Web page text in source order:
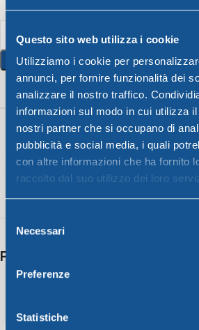
Questo sito web utilizza i cookie
Utilizziamo i cookie per
annunci, per fornire funzionalità dei
analizzare il nostro traffico.
informazioni sul modo in cui utilizza
nostri partner che si occupano di
pubblicità e social media, i quali
con altre informazioni che ha fornito
raccolto dal suo utilizzo dei loro
del
consenso
Necessari
Preferenze
Statistiche
Aggiungi Al
Peso
262 g
Color
Giallo
Lime,
Rosso
Blu ,
Turchese
3 lt
Potrebbero interessarti anche